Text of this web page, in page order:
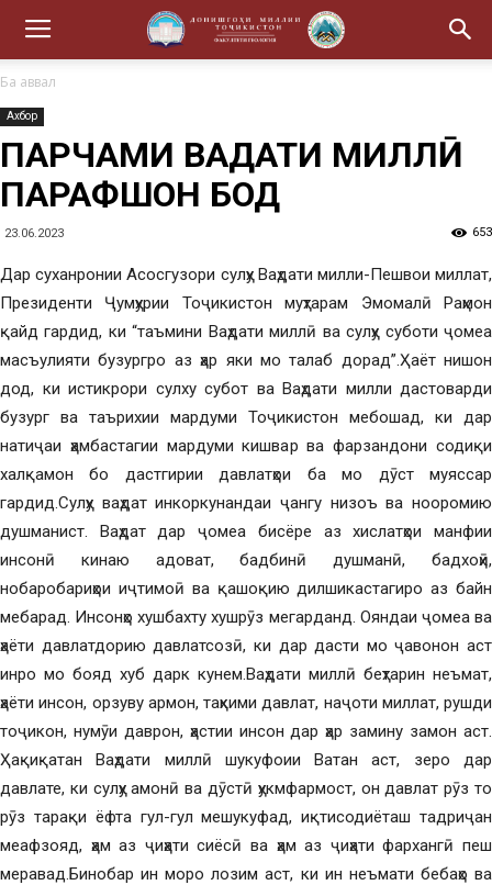
Ба аввал
Ахбор
ПАРЧАМИ ВАҲДАТИ МИЛЛӢ
ПАРАФШОН БОД
23.06.2023 653
Дар суханронии Асосгузори сулҳу Ваҳдати милли-Пешвои миллат,
Президенти Ҷумҳурии Тоҷикистон муҳтарам Эмомалӣ Раҳмон
қайд гардид, ки “таъмини Ваҳдати миллӣ ва сулҳу суботи ҷомеа
масъулияти бузургро аз ҳар яки мо талаб дорад”.Ҳаёт нишон
дод, ки истикрори сулху субот ва Ваҳдати милли дастоварди
бузург ва таърихии мардуми Тоҷикистон мебошад, ки дар
натиҷаи ҳамбастагии мардуми кишвар ва фарзандони содиқи
халқамон бо дастгирии давлатҳои ба мо дӯст муяссар
гардид.Сулҳу ваҳдат инкоркунандаи ҷангу низоъ ва нооромию
душманист. Ваҳдат дар ҷомеа бисёре аз хислатҳои манфии
инсонӣ кинаю адоват, бадбинӣ душманӣ, бадхоҳӣ,
нобаробариҳои иҷтимоӣ ва қашоқию дилшикастагиро аз байн
мебарад. Инсонҳо хушбахту хушрӯз мегарданд. Ояндаи ҷомеа ва
ҳаёти давлатдорию давлатсозӣ, ки дар дасти мо ҷавонон аст
инро мо бояд хуб дарк кунем.Ваҳдати миллӣ беҳтарин неъмат,
ҳаёти инсон, орзуву армон, таҳкими давлат, наҷоти миллат, рушди
тоҷикон, нумӯи даврон, ҳастии инсон дар ҳар замину замон аст.
Ҳақиқатан Ваҳдати миллӣ шукуфоии Ватан аст, зеро дар
давлате, ки сулҳу амонӣ ва дӯстӣ ҳукмфармост, он давлат рӯз то
рӯз тарақи ёфта гул-гул мешукуфад, иқтисодиёташ тадриҷан
меафзояд, ҳам аз ҷиҳати сиёсӣ ва ҳам аз ҷиҳати фархангӣ пеш
меравад.Бинобар ин моро лозим аст, ки ин неъмати бебаҳо ва